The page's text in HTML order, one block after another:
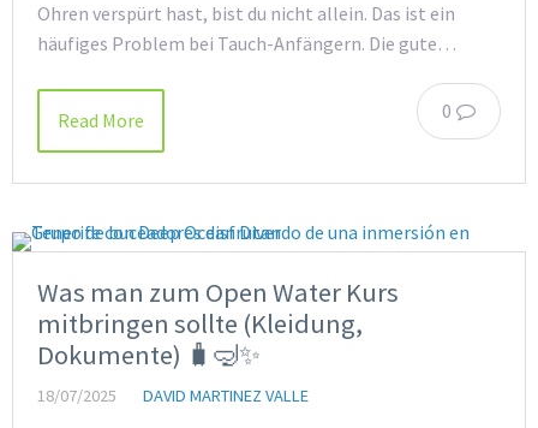
Ohren verspürt hast, bist du nicht allein. Das ist ein
häufiges Problem bei Tauch-Anfängern. Die gute…
0
Read More
Was man zum Open Water Kurs
mitbringen sollte (Kleidung,
Dokumente) 🧳🤿✨
18/07/2025
DAVID MARTINEZ VALLE